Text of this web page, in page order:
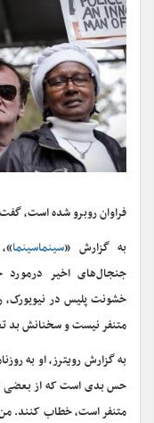
فراوان روبرو شده است،
به گزارش «سینماسینما
جنجال‌های اخیر درمورد
خشونت پلیس در نیویورک،
متنفر نیست و سخنانش بد
به گزارش رویترز، او به
حس بدی است که از بعضی
متنفر است، خطاب کنند.